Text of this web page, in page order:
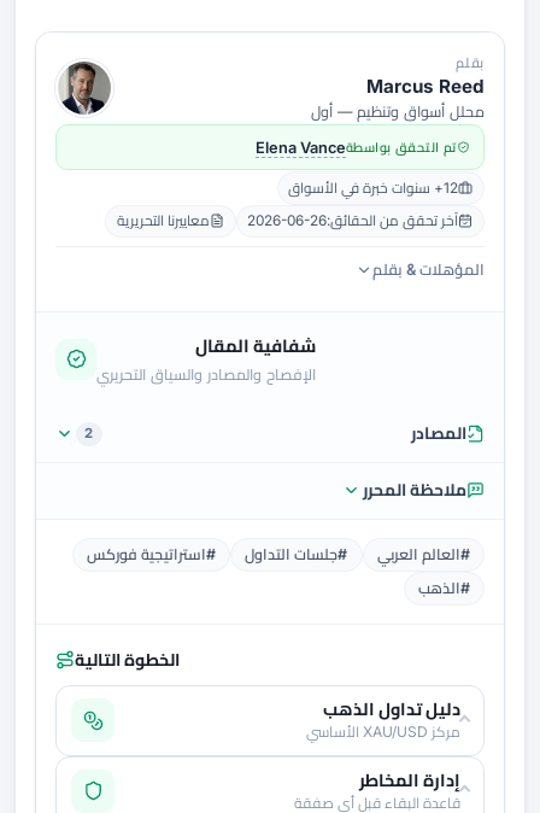
بقلم
Marcus Reed
محلل أسواق وتنظيم — أول
تم التحقق بواسطةElena Vance
12+ سنوات خبرة في الأسواق
آخر تحقق من الحقائق:2026-06-26 معاييرنا التحريرية
المؤهلات & بقلم
شفافية المقال
الإفصاح والمصادر والسياق التحريري
المصادر 2
ملاحظة المحرر
#العالم العربي #جلسات التداول
#استراتيجية فوركس
#الذهب
الخطوة التالية
دليل تداول الذهب
مركز XAU/USD الأساسي
إدارة المخاطر
قاعدة البقاء قبل أي صفقة